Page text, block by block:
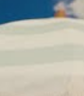
Banc
Attention
manqueront pas à
nul doute qu’un
responsabilités de
Payton sera aux